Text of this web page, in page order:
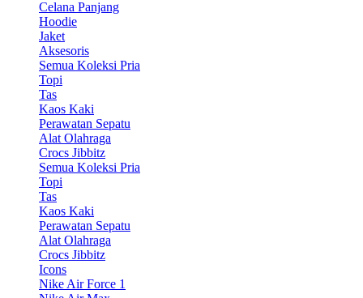
Celana Panjang
Hoodie
Jaket
Aksesoris
Semua Koleksi Pria
Topi
Tas
Kaos Kaki
Perawatan Sepatu
Alat Olahraga
Crocs Jibbitz
Semua Koleksi Pria
Topi
Tas
Kaos Kaki
Perawatan Sepatu
Alat Olahraga
Crocs Jibbitz
Icons
Nike Air Force 1